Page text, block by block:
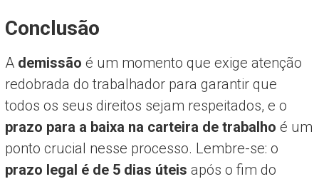
Conclusão
A demissão é um momento que exige atenção
redobrada do trabalhador para garantir que
todos os seus direitos sejam respeitados, e o
prazo para a baixa na carteira de trabalho é um
ponto crucial nesse processo. Lembre-se: o
prazo legal é de 5 dias úteis após o fim do